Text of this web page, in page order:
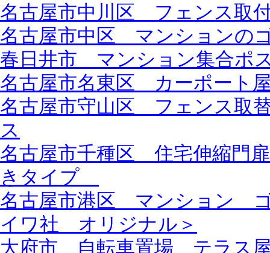
名古屋市中川区 フェンス取
名古屋市中区 マンションの
春日井市 マンション集合ポ
名古屋市名東区 カーポー
名古屋市守山区 フェンス取
ス
名古屋市千種区 住宅伸縮門
きタイプ
名古屋市港区 マンション
イワ社 オリジナル＞
大府市 自転車置場 テラス